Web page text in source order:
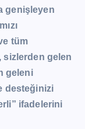
genişleyen
tüm
sizlerden gelen
geleni
desteğinizi
ifadelerini